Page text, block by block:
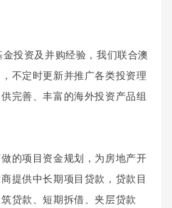
投资及并购经验，我们联合澳
不定时更新并推广各类投资理
完善、丰富的海外投资产品组
的项目资金规划，为房地产开
提供中长期项目贷款，贷款目
贷款、短期拆借、夹层贷款